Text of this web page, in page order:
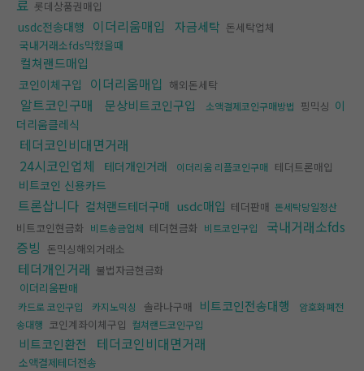
료 롯데상품권매입
usdc전송대행 이더리움매입 자금세탁 돈세탁업체
국내거래소fds막혔을때
컬쳐랜드매입
코인이체구입 이더리움매입 해외돈세탁
알트코인구매 문상비트코인구입 소액결제코인구매방법 핑믹싱 이
더리움클레식
테더코인비대면거래
24시코인업체
테더개인거래 이더리움 리플코인구매 테더트론매입
비트코인 신용카드
트론삽니다 컬쳐랜드테더구매 usdc매입 테더판매 돈세탁당일정산
비트코인현금화 비트송금업체 테더현금화 비트코인구입
국내거래소fds
증빙 돈믹싱해외거래소
테더개인거래 불법자금현금화
이더리움판매
카드로 코인구입 카지노믹싱 솔라나구매 비트코인전송대행
암호화폐전
송대행 코인계좌이체구입 컬쳐랜드코인구입
비트코인환전 테더코인비대면거래
소액결제테더전송